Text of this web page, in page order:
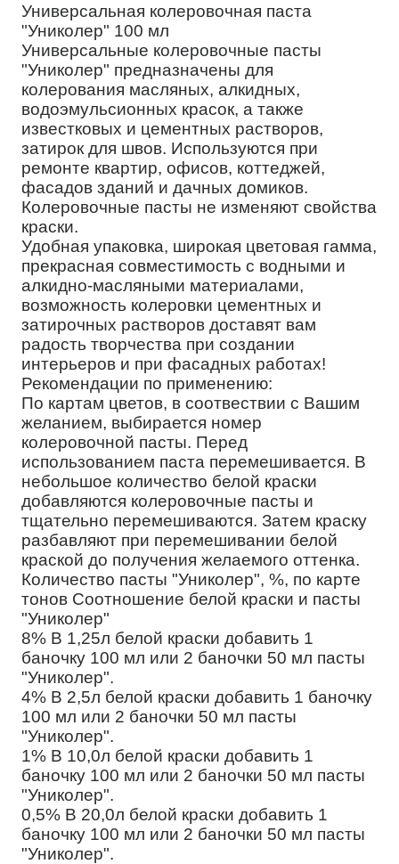
Универсальная колеровочная паста
"Униколер" 100 мл
Универсальные колеровочные пасты
"Униколер" предназначены для
колерования масляных, алкидных,
водоэмульсионных красок, а также
известковых и цементных растворов,
затирок для швов. Используются при
ремонте квартир, офисов, коттеджей,
фасадов зданий и дачных домиков.
Колеровочные пасты не изменяют свойства
краски.
Удобная упаковка, широкая цветовая гамма,
прекрасная совместимость с водными и
алкидно-масляными материалами,
возможность колеровки цементных и
затирочных растворов доставят вам
радость творчества при создании
интерьеров и при фасадных работах!
Рекомендации по применению:
По картам цветов, в соотвествии с Вашим
желанием, выбирается номер
колеровочной пасты. Перед
использованием паста перемешивается. В
небольшое количество белой краски
добавляются колеровочные пасты и
тщательно перемешиваются. Затем краску
разбавляют при перемешивании белой
краской до получения желаемого оттенка.
Количество пасты "Униколер", %, по карте
тонов Соотношение белой краски и пасты
"Униколер"
8% В 1,25л белой краски добавить 1
баночку 100 мл или 2 баночки 50 мл пасты
"Униколер".
4% В 2,5л белой краски добавить 1 баночку
100 мл или 2 баночки 50 мл пасты
"Униколер".
1% В 10,0л белой краски добавить 1
баночку 100 мл или 2 баночки 50 мл пасты
"Униколер".
0,5% В 20,0л белой краски добавить 1
баночку 100 мл или 2 баночки 50 мл пасты
"Униколер".